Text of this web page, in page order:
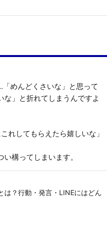
めんどくさいな」と思って
」と折れてしまうんですよ
してもらえたら嬉しいな」
構ってしまいます。
は？行動・発言・LINEにはどん